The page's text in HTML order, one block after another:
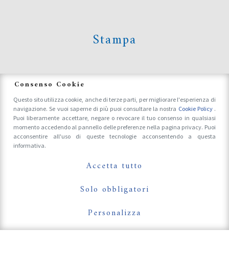
Stampa
Accrediti Stampa e Fotografi
Follow Us On
Consenso Cookie
Questo sito utilizza cookie, anche di terze parti, per migliorare l'esperienza di
navigazione. Se vuoi saperne di più puoi consultare la nostra Cookie Policy .
Puoi liberamente accettare, negare o revocare il tuo consenso in qualsiasi
momento accedendo al pannello delle preferenze nella pagina privacy. Puoi
acconsentire all'uso di queste tecnologie acconsentendo a questa
informativa.
Accetta tutto
Solo obbligatori
Personalizza